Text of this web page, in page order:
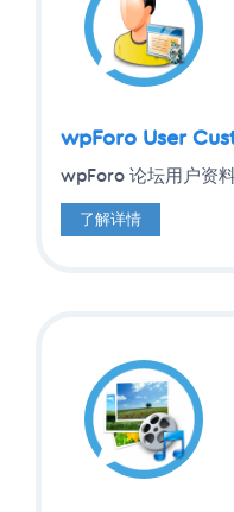
wpForo User
wpForo 论坛用户资
了解详情